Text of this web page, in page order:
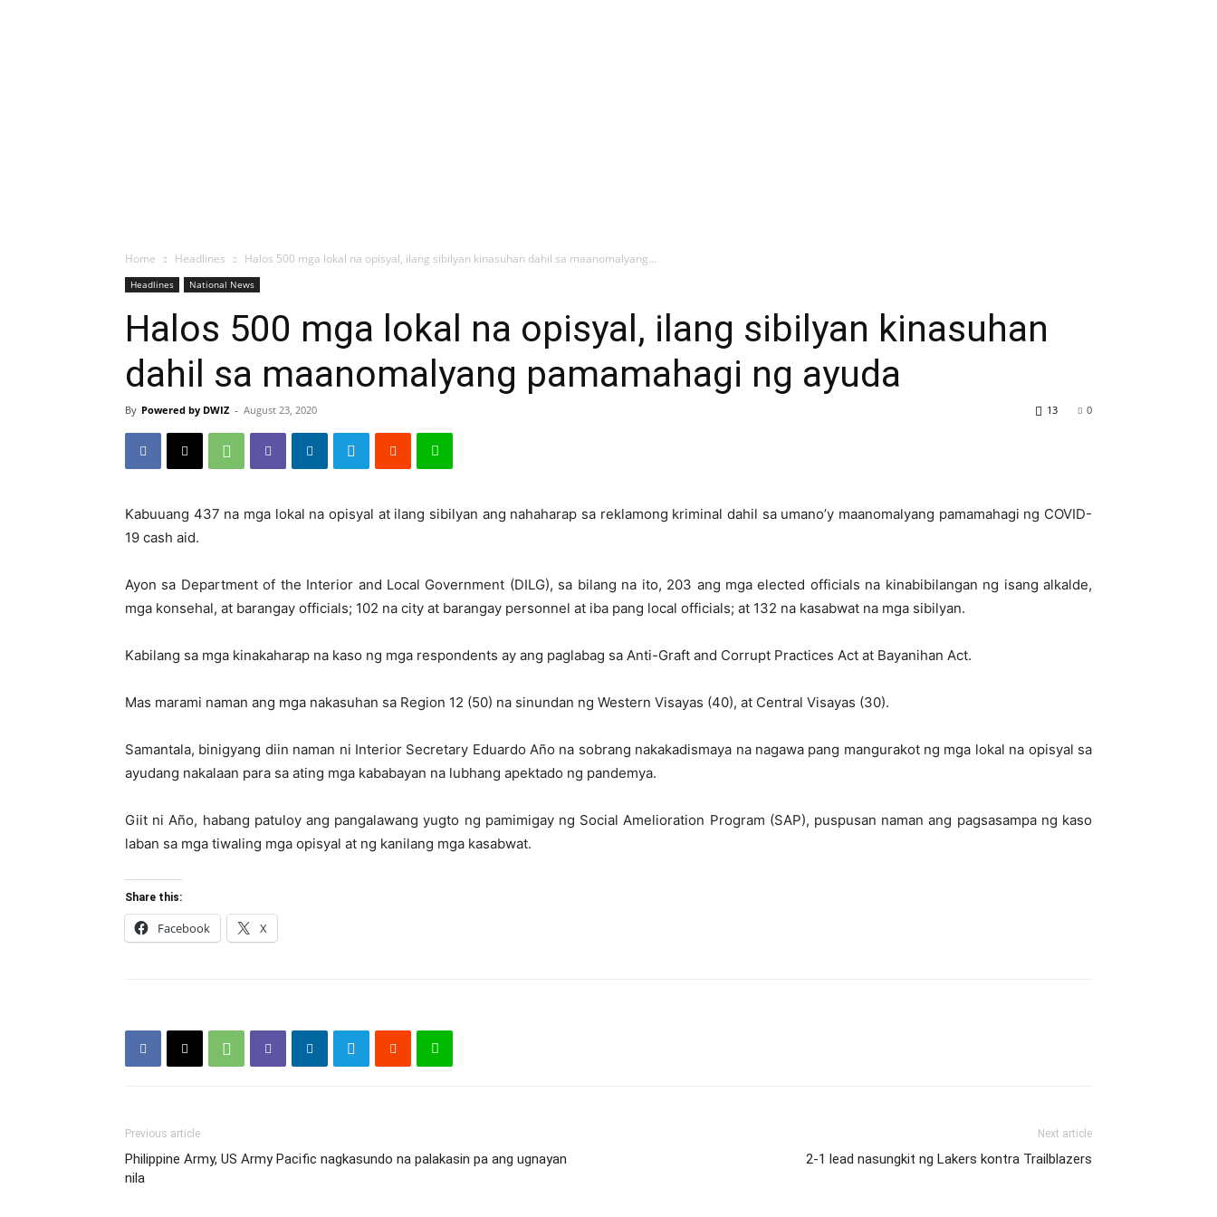
Home Headlines Halos 500 mga lokal na opisyal, ilang sibilyan kinasuhan dahil sa maanomalyang...
Headlines National News
Halos 500 mga lokal na opisyal, ilang sibilyan kinasuhan
dahil sa maanomalyang pamamahagi ng ayuda
By Powered by DWIZ - August 23, 2020 0
13
Kabuuang 437 na mga lokal na opisyal at ilang sibilyan ang nahaharap sa reklamong kriminal dahil sa umano’y maanomalyang pamamahagi ng COVID-
19 cash aid.
Ayon sa Department of the Interior and Local Government (DILG), sa bilang na ito, 203 ang mga elected officials na kinabibilangan ng isang alkalde,
mga konsehal, at barangay officials; 102 na city at barangay personnel at iba pang local officials; at 132 na kasabwat na mga sibilyan.
Kabilang sa mga kinakaharap na kaso ng mga respondents ay ang paglabag sa Anti-Graft and Corrupt Practices Act at Bayanihan Act.
Mas marami naman ang mga nakasuhan sa Region 12 (50) na sinundan ng Western Visayas (40), at Central Visayas (30).
Samantala, binigyang diin naman ni Interior Secretary Eduardo Año na sobrang nakakadismaya na nagawa pang mangurakot ng mga lokal na opisyal sa
ayudang nakalaan para sa ating mga kababayan na lubhang apektado ng pandemya.
Giit ni Año, habang patuloy ang pangalawang yugto ng pamimigay ng Social Amelioration Program (SAP), puspusan naman ang pagsasampa ng kaso
laban sa mga tiwaling mga opisyal at ng kanilang mga kasabwat.
Share this:
Facebook X
Previous article
Philippine Army, US Army Pacific nagkasundo na palakasin pa ang ugnayan
nila
Next article
2-1 lead nasungkit ng Lakers kontra Trailblazers